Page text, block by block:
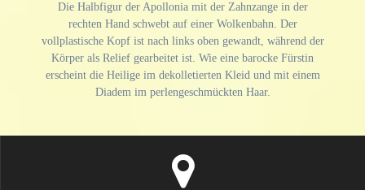
Die Halbfigur der Apollonia mit der Zahnzange in der
rechten Hand schwebt auf einer Wolkenbahn. Der
vollplastische Kopf ist nach links oben gewandt, während der
Körper als Relief gearbeitet ist. Wie eine barocke Fürstin
erscheint die Heilige im dekolletierten Kleid und mit einem
Diadem im perlengeschmückten Haar.